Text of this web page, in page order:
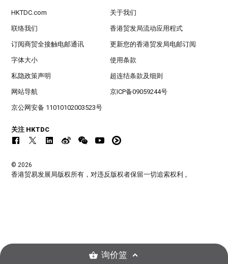
HKTDC.com 关于我们
联络我们 香港贸发局流动应用程式
订阅商贸全接触电邮通讯 更新您的香港贸发局电邮订阅
字体大小 使用条款
私隐政策声明 超连结条款及细则
网站导航 京ICP备09059244号
京公网安备 11010102003523号
关注 HKTDC
© 2026
香港贸易发展局版权所有，对违反版权者保留一切追索权利 。
询价篮